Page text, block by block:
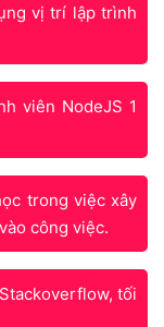
vị trí lập trình
viên NodeJS 1
trong việc xây
công việc.
tối